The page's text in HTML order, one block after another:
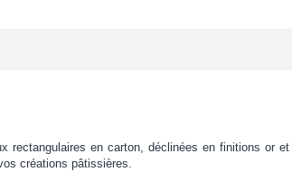
rectangulaires en carton, déclinées en finitions or
créations pâtissières.